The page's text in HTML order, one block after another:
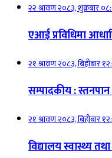
२२ श्रावण २०८३, शुक्रबार
एआई प्रविधिमा
२१ श्रावण २०८३, बिहीबार
सम्पादकीय :
२१ श्रावण २०८३, बिहीबार
विद्यालय स्वास्थ्य